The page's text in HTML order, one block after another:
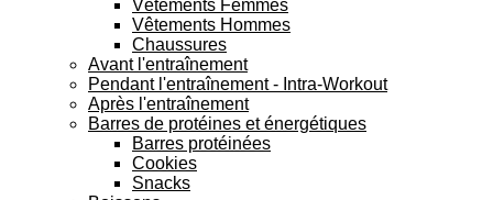
Vêtements Femmes
Vêtements Hommes
Chaussures
Avant l'entraînement
Pendant l'entraînement - Intra-Workout
Après l'entraînement
Barres de protéines et énergétiques
Barres protéinées
Cookies
Snacks